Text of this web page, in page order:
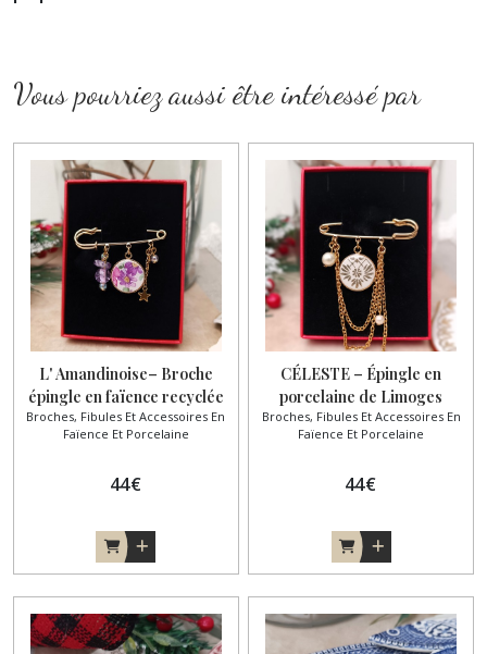
Vous pourriez aussi être intéressé par
L' Amandinoise– Broche
épingle en faïence recyclée
Broches, Fibules Et Accessoires En
Faïence Et Porcelaine
44€
CÉLESTE – Épingle en
porcelaine de Limoges
Broches, Fibules Et Accessoires En
Faïence Et Porcelaine
44€